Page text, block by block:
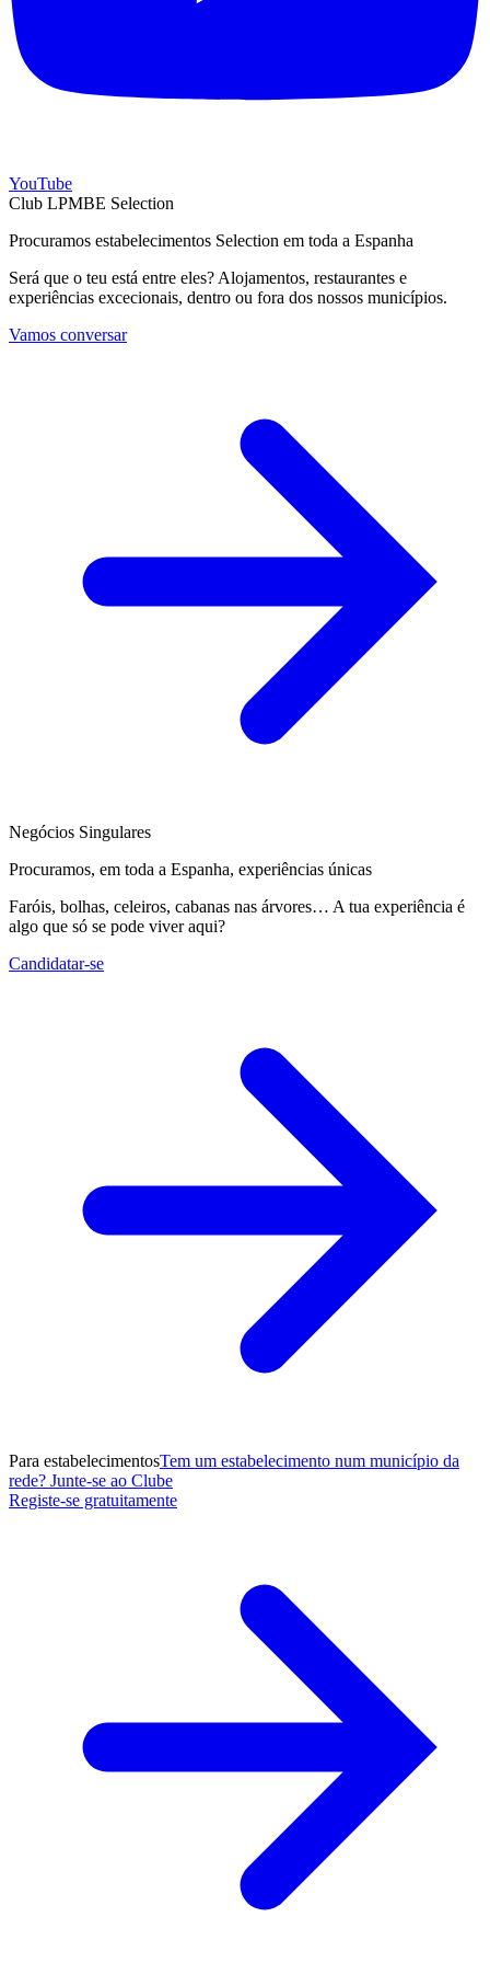
YouTube
Club LPMBE Selection
Procuramos estabelecimentos Selection em toda a Espanha
Será que o teu está entre eles? Alojamentos, restaurantes e
experiências excecionais, dentro ou fora dos nossos municípios.
Vamos conversar
Negócios Singulares
Procuramos, em toda a Espanha, experiências únicas
Faróis, bolhas, celeiros, cabanas nas árvores… A tua experiência é
algo que só se pode viver aqui?
Candidatar-se
Para estabelecimentosTem um estabelecimento num município da
rede? Junte-se ao Clube
Registe-se gratuitamente